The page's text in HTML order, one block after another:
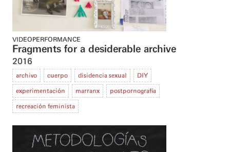
VIDEOPERFORMANCE
Fragments for a desiderable archive
2016
archivo cuerpo disidencia sexual DIY
experimentación marranx postpornografía
recreación feminista